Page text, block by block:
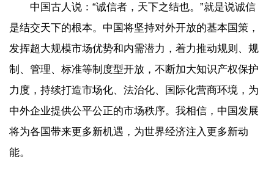
中国古人说：“诚信者，天下之结也。”就是说诚信
是结交天下的根本。中国将坚持对外开放的基本国策，
发挥超大规模市场优势和内需潜力，着力推动规则、规
制、管理、标准等制度型开放，不断加大知识产权保护
力度，持续打造市场化、法治化、国际化营商环境，为
中外企业提供公平公正的市场秩序。我相信，中国发展
将为各国带来更多新机遇，为世界经济注入更多新动
能。